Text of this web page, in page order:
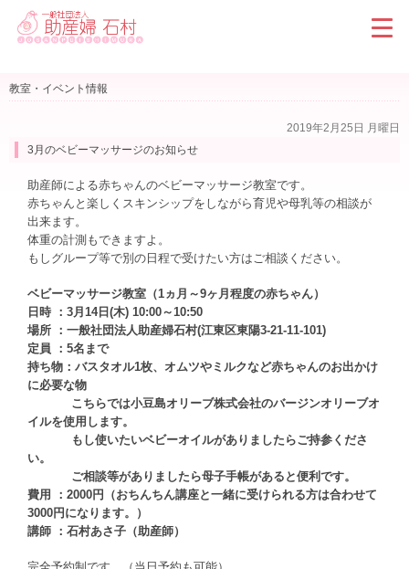
教室・イベント情報
2019年2月25日 月曜日
3月のベビーマッサージのお知らせ
助産師による赤ちゃんのベビーマッサージ教室です。
赤ちゃんと楽しくスキンシップをしながら育児や母乳等の相談が
出来ます。
体重の計測もできますよ。
もしグループ等で別の日程で受けたい方はご相談ください。
ベビーマッサージ教室（1ヵ月～9ヶ月程度の赤ちゃん）
日時 ：3月14日(木) 10:00～10:50
場所 ：一般社団法人助産婦石村(江東区東陽3-21-11-101)
定員 ：5名まで
持ち物：バスタオル1枚、オムツやミルクなど赤ちゃんのお出かけ
に必要な物
こちらでは小豆島オリーブ株式会社のバージンオリーブオ
イルを使用します。
もし使いたいベビーオイルがありましたらご持参くださ
い。
ご相談等がありましたら母子手帳があると便利です。
費用 ：2000円（おちんちん講座と一緒に受けられる方は合わせて
3000円になります。）
講師 ：石村あさ子（助産師）